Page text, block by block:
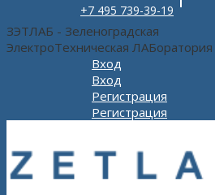
+7 495 739-39-19
ЗЭТЛАБ - Зеленоградская
ЭлектроТехническая ЛАБоратория
Вход
Вход
Регистрация
Регистрация